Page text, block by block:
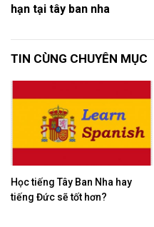
hạn tại tây ban nha
TIN CÙNG CHUYÊN MỤC
Học tiếng Tây Ban Nha hay
tiếng Đức sẽ tốt hơn?